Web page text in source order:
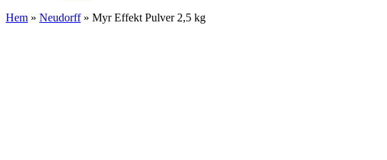
Hem » Neudorff» Myr Effekt Pulver 2,5 kg